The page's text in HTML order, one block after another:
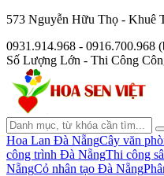
573 Nguyễn Hữu Thọ - Khuê
0931.914.968 - 0916.700.968
Số Lượng Lớn - Thi Công
Hoa Lan Đà NẵngCây văn
công trình Đà NẵngThi công
NẵngCỏ nhân tạo Đà Nẵng